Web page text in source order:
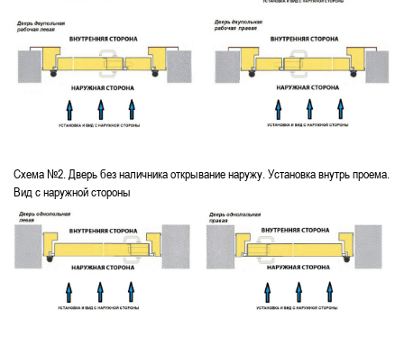
Схема №2. Дверь без наличника открывание наружу. Установка внутрь проема.
Вид с наружной стороны